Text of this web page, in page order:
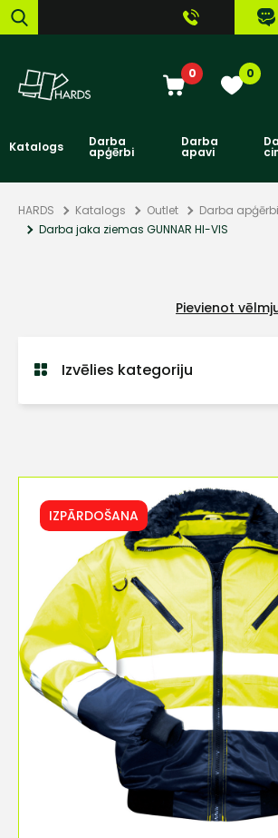
0 0
Katalogs Darba
apģērbi
Darba
apavi
HARDS Katalogs Outlet
Darba apģērbi
Darba jaka ziemas GUNNAR HI-VIS
Pievienot
Izvēlies kategoriju
IZPĀRDOŠANA